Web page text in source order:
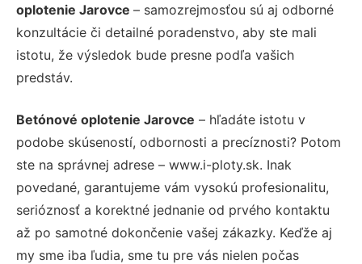
oplotenie Jarovce – samozrejmosťou sú aj odborné
konzultácie či detailné poradenstvo, aby ste mali
istotu, že výsledok bude presne podľa vašich
predstáv.
Betónové oplotenie Jarovce – hľadáte istotu v
podobe skúseností, odbornosti a precíznosti? Potom
ste na správnej adrese – www.i-ploty.sk. Inak
povedané, garantujeme vám vysokú profesionalitu,
serióznosť a korektné jednanie od prvého kontaktu
až po samotné dokončenie vašej zákazky. Keďže aj
my sme iba ľudia, sme tu pre vás nielen počas